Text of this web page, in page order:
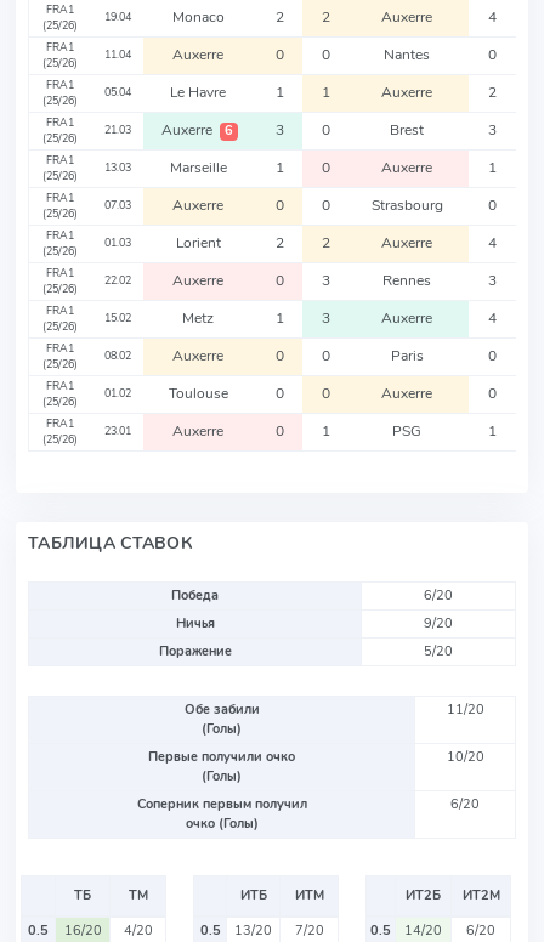
FRA1
(25/26)
19.04 Monaco 2 2 Auxerre 4
FRA1
(25/26)
11.04 Auxerre 0 0 Nantes 0
FRA1
(25/26)
05.04 Le Havre 1 1 Auxerre 2
FRA1
(25/26)
21.03 Auxerre 6 3 0 Brest 3
FRA1
(25/26)
13.03 Marseille 1 0 Auxerre 1
FRA1
(25/26)
07.03 Auxerre 0 0 Strasbourg 0
FRA1
(25/26)
01.03 Lorient 2 2 Auxerre 4
FRA1
(25/26)
22.02 Auxerre 0 3 Rennes 3
FRA1
(25/26)
15.02 Metz 1 3 Auxerre 4
FRA1
(25/26)
08.02 Auxerre 0 0 Paris 0
FRA1
(25/26)
01.02 Toulouse 0 0 Auxerre 0
FRA1
(25/26)
23.01 Auxerre 0 1 PSG 1
ТАБЛИЦА СТАВОК
Победа
6/20
Ничья
9/20
Поражение
5/20
Обе забили
(Голы)
11/20
Первые получили очко
(Голы)
10/20
Соперник первым получил
очко (Голы)
6/20
ТБ
ТМ
0.5
16/20
4/20
ИТБ
ИТМ
0.5
13/20
7/20
ИТ2Б
ИТ2М
0.5
14/20
6/20